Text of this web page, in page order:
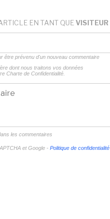
EN TANT QUE VISITEUR
être prévenu d'un nouveau commentaire
dont nous traitons vos données
Charte de Confidentialité.
les commentaires
et Google - Politique de confidentialité